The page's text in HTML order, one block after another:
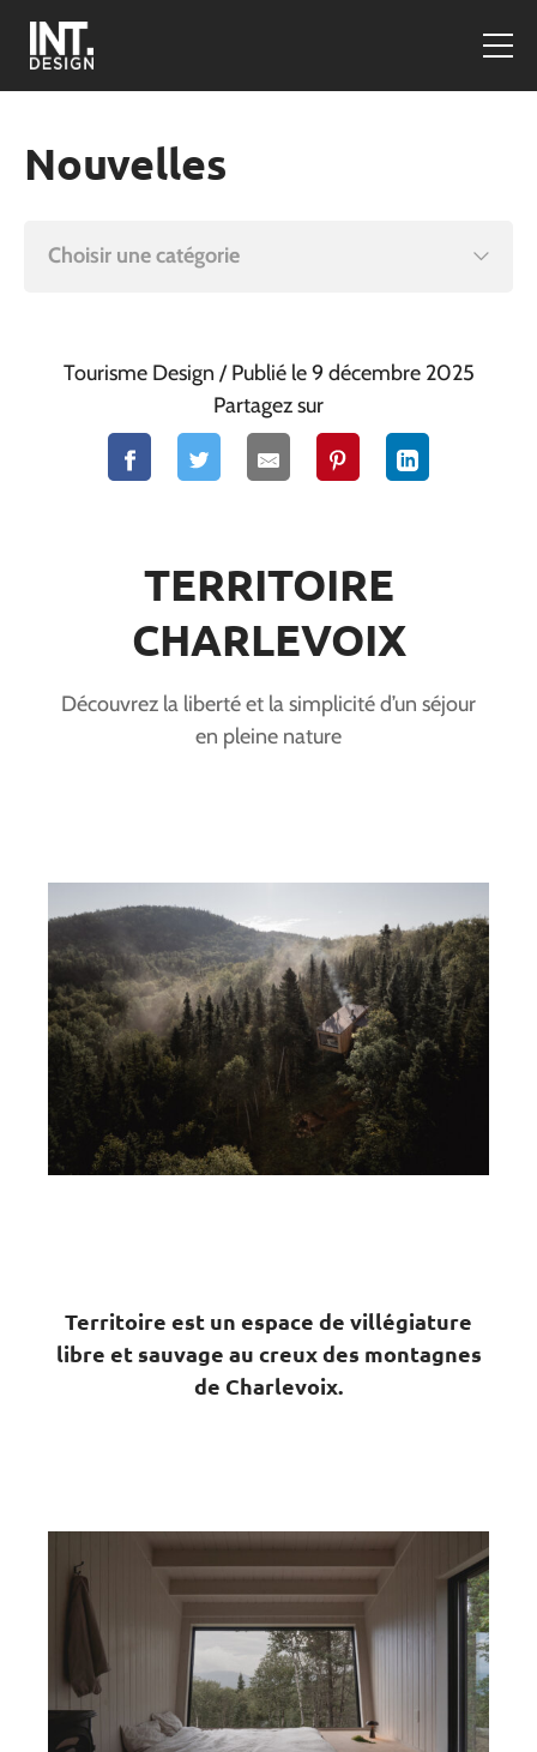
Nouvelles
Choisir une catégorie
Tourisme Design / Publié le 9 décembre 2025
Partagez sur
TERRITOIRE
CHARLEVOIX
Découvrez la liberté et la simplicité d’un séjour
en pleine nature
Territoire est un espace de villégiature
libre et sauvage au creux des montagnes
de Charlevoix.